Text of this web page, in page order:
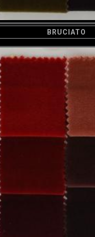
BRUCIATO